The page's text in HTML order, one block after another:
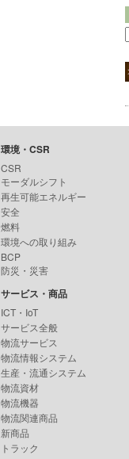
環境・CSR
CSR
モーダルシフト
再生可能エネルギー
安全
燃料
環境への取り組み
BCP
防災・災害
サービス・商品
ICT・IoT
サービス全般
物流サービス
物流情報システム
生産・流通システム
物流資材
物流機器
物流関連商品
新商品
トラック